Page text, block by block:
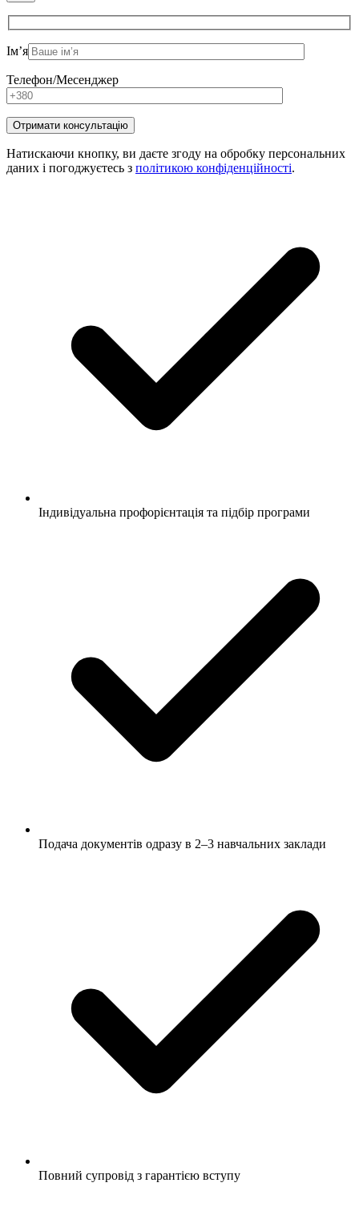
Ім’я
Телефон/Месенджер
Натискаючи кнопку, ви даєте згоду на обробку персональних
даних і погоджуєтесь з політикою конфіденційності.
Індивідуальна профорієнтація та підбір програми
Подача документів одразу в 2–3 навчальних заклади
Повний супровід з гарантією вступу